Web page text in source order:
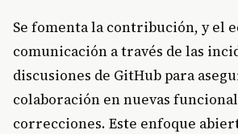
Se fomenta la contribución, y el
comunicación a través de las
discusiones de GitHub para
colaboración en nuevas
correcciones. Este enfoque